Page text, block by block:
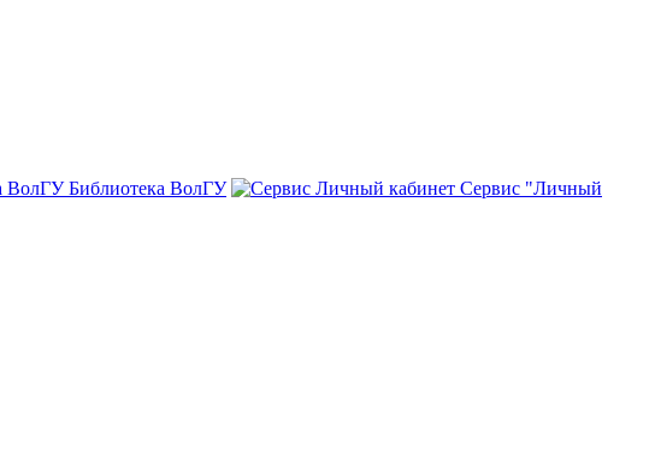
Библиотека ВолГУ
Сервис "Личный